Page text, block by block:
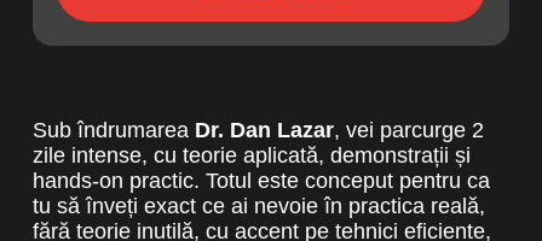
Sub îndrumarea Dr. Dan Lazar, vei parcurge 2
zile intense, cu teorie aplicată, demonstrații și
hands-on practic. Totul este conceput pentru ca
tu să înveți exact ce ai nevoie în practica reală,
fără teorie inutilă, cu accent pe tehnici eficiente,